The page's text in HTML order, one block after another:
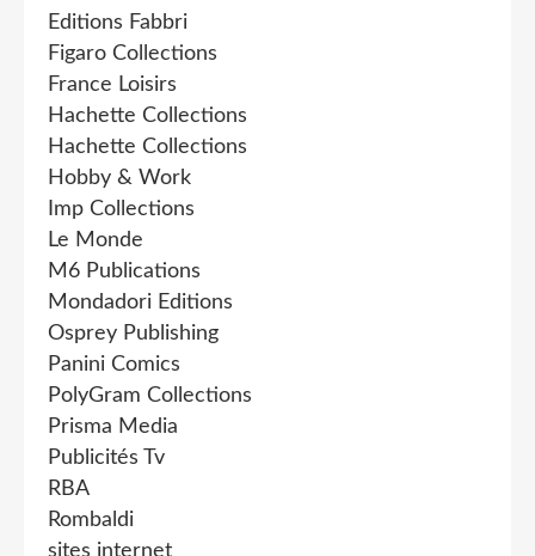
Editions Fabbri
Figaro Collections
France Loisirs
Hachette Collections
Hachette Collections
Hobby & Work
Imp Collections
Le Monde
M6 Publications
Mondadori Editions
Osprey Publishing
Panini Comics
PolyGram Collections
Prisma Media
Publicités Tv
RBA
Rombaldi
sites internet